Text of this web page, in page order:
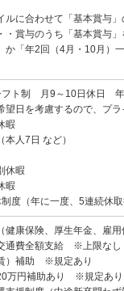
ルに合わせて「基本賞与」
・賞与のうち「基本賞与
か「年2回（4月・10月）
フト制 月9～10日休日 年
望日を考慮するので、プ
暇
人7日 など）
休暇
暇
度（年に一度、5連続休取
康保険、厚生年金、雇用
通費全額支給 ※上限なし
）補助 ※規定あり
万円補助あり ※規定あり